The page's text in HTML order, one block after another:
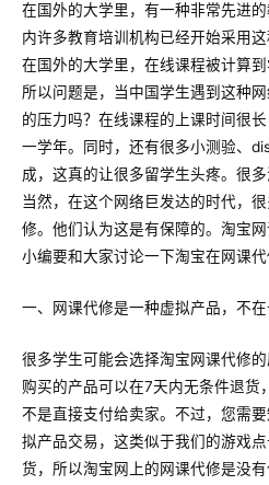
在国外的大学里，有一种非常先进
内许多教育培训机构已经开始采用
在国外的大学里，在线课程被计算
所以问题是，当中国学生遇到这种
的压力吗？在线课程的上课时间很
一学年。同时，还有很多小测验、
成，这真的让很多留学生头疼。很
当然，在这个网络巨发达的时代，
修。他们认为这是有保障的。淘宝
小编要和大家讨论一下淘宝在网课代
一、网课代修是一种虚拟产品，不
很多学生可能会选择淘宝网课代修
购买的产品可以在7天内无条件退货
不是直接支付给卖家。不过，您需
拟产品交易，这类似于我们的游戏
货，所以淘宝网上的网课代修是没